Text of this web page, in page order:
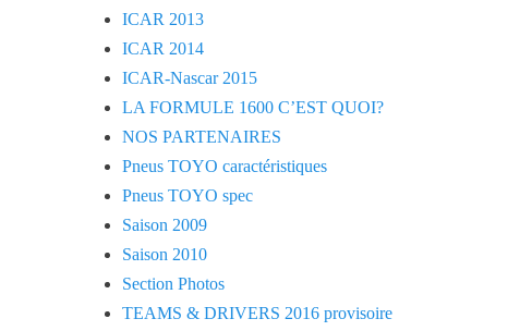
ICAR 2013
ICAR 2014
ICAR-Nascar 2015
LA FORMULE 1600 C’EST QUOI?
NOS PARTENAIRES
Pneus TOYO caractéristiques
Pneus TOYO spec
Saison 2009
Saison 2010
Section Photos
TEAMS & DRIVERS 2016 provisoire